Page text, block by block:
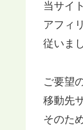
当サイ
アフィ
従いま
ご要望
移動先
そのた